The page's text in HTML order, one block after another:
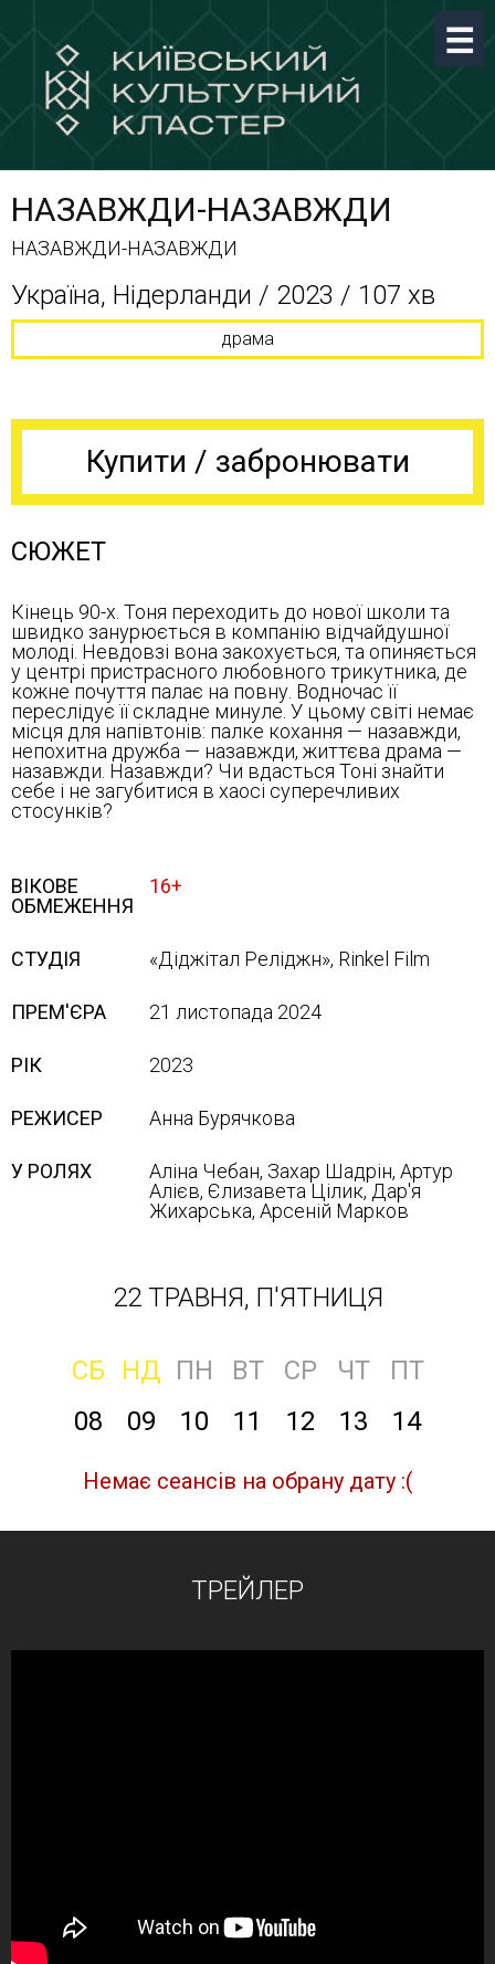
НАЗАВЖДИ-НАЗАВЖДИ
НАЗАВЖДИ-НАЗАВЖДИ
Україна, Нідерланди / 2023 / 107 хв
драма
Купити / забронювати
СЮЖЕТ
Кінець 90-х. Тоня переходить до нової школи та
швидко занурюється в компанію відчайдушної
молоді. Невдовзі вона закохується, та опиняється
у центрі пристрасного любовного трикутника, де
кожне почуття палає на повну. Водночас її
переслідує її складне минуле. У цьому світі немає
місця для напівтонів: палке кохання — назавжди,
непохитна дружба — назавжди, життєва драма —
назавжди. Назавжди? Чи вдасться Тоні знайти
себе і не загубитися в хаосі суперечливих
стосунків?
ВІКОВЕ
ОБМЕЖЕННЯ
16+
СТУДІЯ «Діджітал Реліджн», Rinkel Film
ПРЕМ'ЄРА 21 листопада 2024
РІК 2023
РЕЖИСЕР Анна Бурячкова
У РОЛЯХ
Аліна Чебан, Захар Шадрін, Артур
Алієв, Єлизавета Цілик, Дар'я
Жихарська, Арсеній Марков
22 ТРАВНЯ, П'ЯТНИЦЯ
СБ НД ПН ВТ СР ЧТ
ПТ
08
09 10 11 12 13 14
Немає сеансів на обрану дату :(
ТРЕЙЛЕР